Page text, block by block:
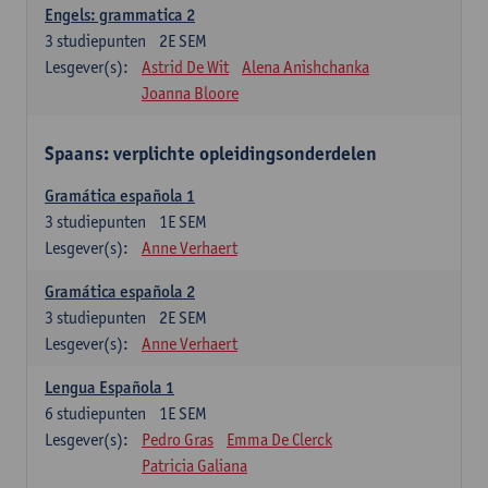
Engels: grammatica 2
2E SEM
3 studiepunten
Lesgever(s):
Astrid De Wit
Alena Anishchanka
Joanna Bloore
Spaans: verplichte opleidingsonderdelen
Gramática española 1
1E SEM
3 studiepunten
Lesgever(s):
Anne Verhaert
Gramática española 2
2E SEM
3 studiepunten
Lesgever(s):
Anne Verhaert
Lengua Española 1
1E SEM
6 studiepunten
Lesgever(s):
Pedro Gras
Emma De Clerck
Patricia Galiana